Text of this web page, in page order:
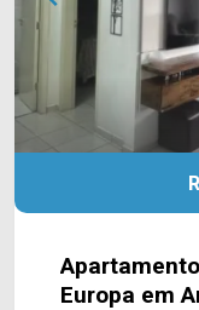
Europa em